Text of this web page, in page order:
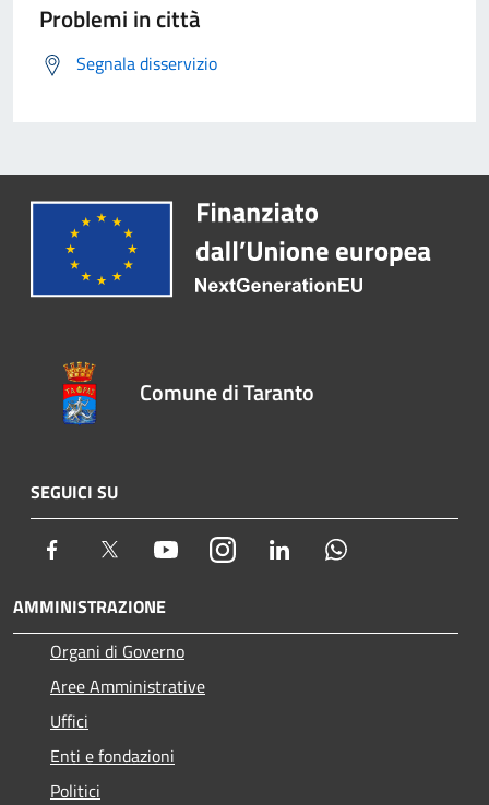
Problemi in città
Segnala disservizio
Comune di Taranto
SEGUICI SU
Facebook Twitter YoutubeInstagram LinkedIn
AMMINISTRAZIONE
Organi di Governo
Aree Amministrative
Uffici
Enti e fondazioni
Politici